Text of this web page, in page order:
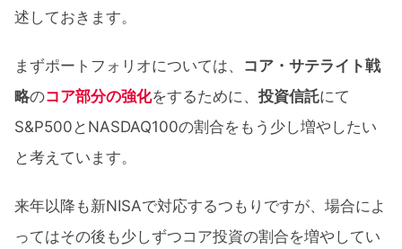
述しておきます。
まずポートフォリオについては、 コア・サテライト戦
略のコア部分の強化をするために、 投資信託にて
S&P500とNASDAQ100の割合をもう少し増やしたい
と考えています。
来年以降も新NISAで対応するつもりですが、場合によ
ってはその後も少しずつコア投資の割合を増やしてい